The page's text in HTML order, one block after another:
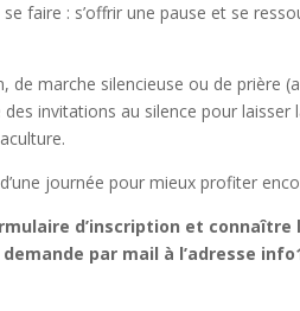
faire : s’offrir une pause et se
de marche silencieuse ou de prière
invitations au silence pour laisser
journée pour mieux profiter
d’inscription et
par mail à l’adresse